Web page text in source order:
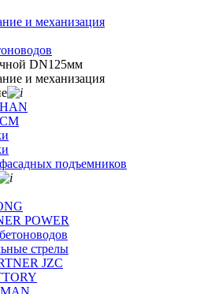
и механизация
DN125мм
и механизация
подъемников
POWER
стрелы
JZC